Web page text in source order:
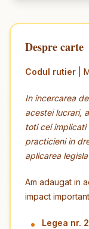
Despre carte
Codul rutier |
In incercarea
acestei lucrari,
toti cei implicati
practicieni in
aplicarea
Am adaugat in
impact
Legea nr.